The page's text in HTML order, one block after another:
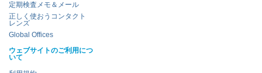
定期検査メモ＆メール
正しく使おうコンタクト
レンズ
Global Offices
ウェブサイトのご利用につ
いて